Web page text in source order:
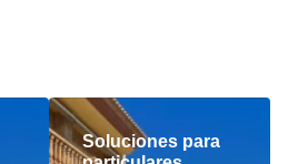
Soluciones para